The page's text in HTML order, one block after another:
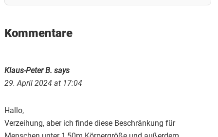
Reader
Kommentare
Klaus-Peter B. says
29. April 2024 at 17:04
Hallo,
Verzeihung, aber ich finde diese Beschränkung für